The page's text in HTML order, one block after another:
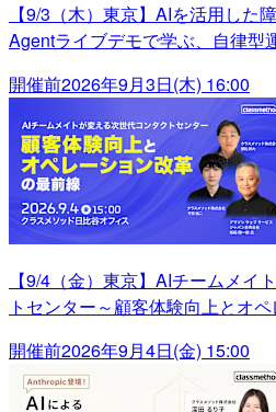
【9/3（木）東京】AIを活用した
Agentライブデモで学ぶ、自律型
開催前2026年9月3日(木) 16:00
【9/4（金）東京】AIチームメイ
トセンター～顧客体験向上とオ
開催前2026年9月4日(金) 15:00